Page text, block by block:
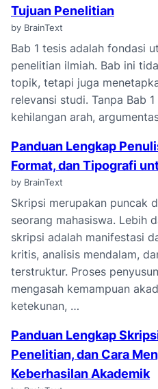
Tujuan Penelitian
by BrainText
Bab 1 tesis adalah fondasi
penelitian ilmiah. Bab ini
topik, tetapi juga
relevansi studi. Tanpa Bab
kehilangan arah,
Panduan Lengkap
Format, dan Tipografi
by BrainText
Skripsi merupakan puncak
seorang mahasiswa. Lebih
skripsi adalah manifestasi
kritis, analisis mendalam,
terstruktur. Proses
mengasah kemampuan
ketekunan, …
Panduan Lengkap
Penelitian, dan Cara
Keberhasilan Akademik